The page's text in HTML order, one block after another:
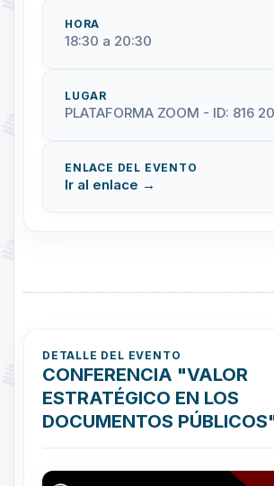
HORA
18:30 a 20:30
LUGAR
PLATAFORMA ZOOM - ID: 816
ENLACE DEL EVENTO
Ir al enlace →
DETALLE DEL EVENTO
CONFERENCIA "VALOR
ESTRATÉGICO EN LOS
DOCUMENTOS